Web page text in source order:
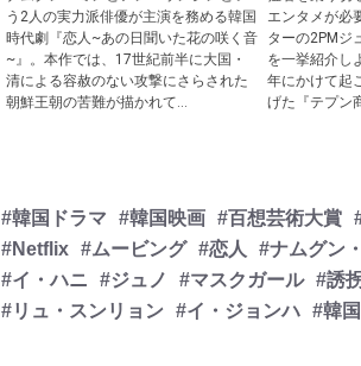
う2人の実力派俳優が主演を務める韓国
時代劇『恋人~あの日聞いた花の咲く音
~』。本作では、17世紀前半に大国・
清による容赦のない攻撃にさらされた
朝鮮王朝の苦難が描かれて...
エンタメが必
ターの2PMジ
を一挙紹介し
年にかけて起
げた『テプン
#韓国ドラマ #韓国映画 #百想芸術大賞
#Netflix #ムービング #恋人 #ナムグン
#イ・ハニ
#ジュノ #マスクガール #誘
#リュ・スンリョン #イ・ジョンハ #韓